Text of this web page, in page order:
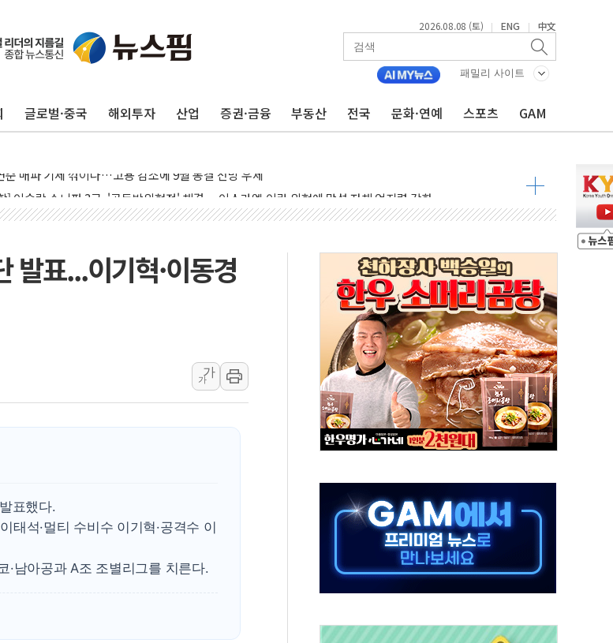
2026.08.08 (토) | ENG | 中文
패밀리 사이트
글로벌·중국 해외투자 산업 증권·금융 부동산 전국 문화·연예 스포츠 GAM
오늘 제주·인천 경선 결과 발표...'김민석 재역전 vs 정청래 격차 확대'
협, 업계 개인정보 보안 새판 짠다…'자율규제단체' 타진
, 쿡 연준 이사 해임 재추진…"26일까지 의혹 소명" 요구
시, 美 고용 예상 밖 부진에 연준 금리 인상 가능성 낮아지며 상승… STOXX 600 지수는 나흘 연속 최고치
합] 이슬람 수니파 3국, '공동방위협정' 체결… 이스라엘·이란 위협에 맞설 자체 억지력 강화
프, 백신·자폐증 행정명령 검토…"이르면 다음 주"
핵심 원유 수출항 '하르그섬', 최근 1주일 이상 '올스톱'… 美 해상봉쇄 영향
용 쇼크에 엔화 장중 급등…시장은 "또 개입했나" 촉각
증시 프리뷰, 美 고용 쇼크에 금리 인상 우려 후퇴…나스닥 선물 1%대 상승
진] 이슬람 수니파 3개국, 공동방위협정 체결
증시 개장 전 특징주...아틀라시안·클라우드플레어·태양광주↑ VS 트레이드데스크·웬디스↓
부, 미 DPAA와 MOU… "6·25 미군 실종자 7359명 끝까지 찾겠다"
발표...이기혁·이동경
가
가
표했다.
태석·멀티 수비수 이기혁·공격수 이
·남아공과 A조 조별리그를 치른다.